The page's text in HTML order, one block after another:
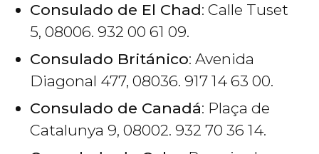
Consulado de El Chad: Calle Tuset
5, 08006. 932 00 61 09.
Consulado Británico: Avenida
Diagonal 477, 08036. 917 14 63 00.
Consulado de Canadá: Plaça de
Catalunya 9, 08002. 932 70 36 14.